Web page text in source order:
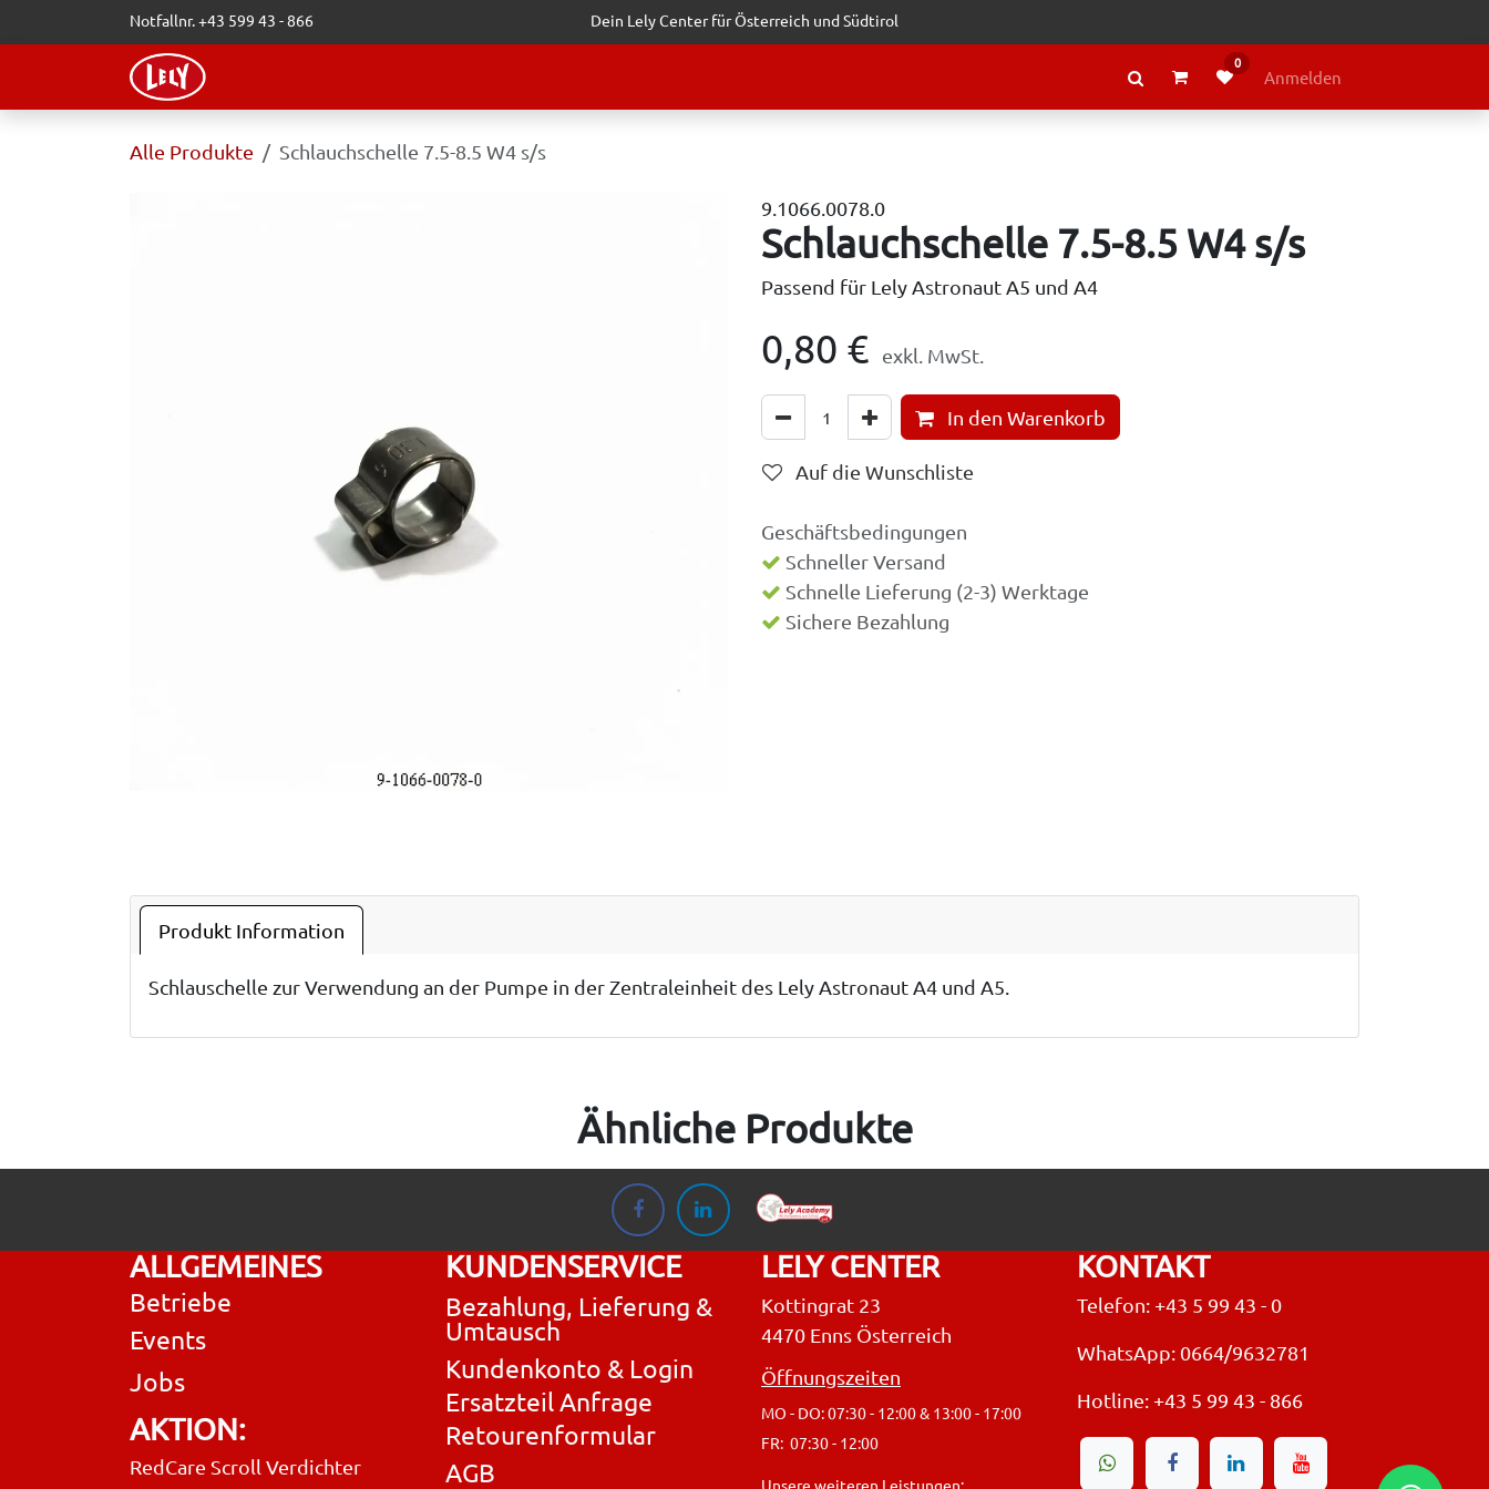
Zum Inhalt springenNotfallnr. +43 599 43 - 866 Dein Lely Center für Österreich und Südtirol
ÜBER LELY
0
Anmelden
Alle Produkte Schlauchschelle 7.5-8.5 W4 s/s
9.1066.0078.0
Schlauchschelle 7.5-8.5 W4 s/s
Passend für Lely Astronaut A5 und A4
0,80 € exkl. MwSt.
In den Warenkorb
Auf die Wunschliste
Geschäftsbedingungen
Schneller Versand
Schnelle Lieferung (2-3) Werktage
Sichere Bezahlung
Produkt Information
Schlauschelle zur Verwendung an der Pumpe in der Zentraleinheit des Lely Astronaut A4 und A5.
Ähnliche Produkte
ALLGEMEINES
Betriebe
Events
Jobs
AKTION:
RedCare Scroll Verdichter
KUNDENSERVICE
Bezahlung, Lieferung &
Umtausch
Kundenkonto & Login
Ersatzteil Anfrage
Retourenformular
AGB
LELY CENTER
Kottingrat 23
4470 Enns Österreich
Öffnungszeiten
MO - DO: 07:30 - 12:00 & 13:00 - 17:00
FR: 07:30 - 12:00
KONTAKT
Telefon: +43 5 99 43 - 0
WhatsApp: 0664/9632781
Hotline: +43 5 99 43 - 866